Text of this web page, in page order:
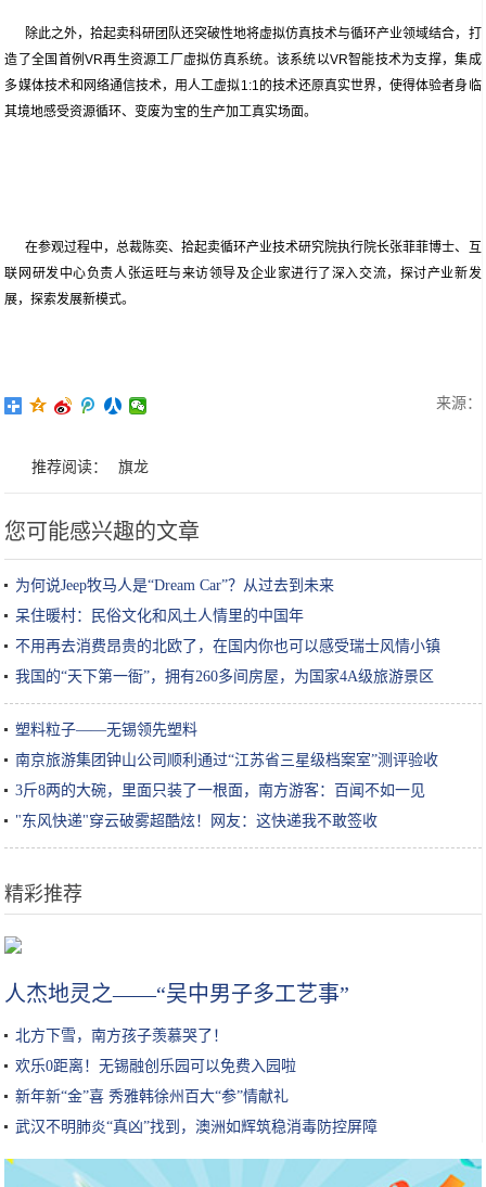
除此之外，拾起卖科研团队还突破性地将虚拟仿真技术与循环产业领域结合，打
造了全国首例VR再生资源工厂虚拟仿真系统。该系统以VR智能技术为支撑，集成
多媒体技术和网络通信技术，用人工虚拟1:1的技术还原真实世界，使得体验者身临
其境地感受资源循环、变废为宝的生产加工真实场面。
在参观过程中，总裁陈奕、拾起卖循环产业技术研究院执行院长张菲菲博士、互
联网研发中心负责人张运旺与来访领导及企业家进行了深入交流，探讨产业新发
展，探索发展新模式。
来源：
推荐阅读： 旗龙
您可能感兴趣的文章
为何说Jeep牧马人是“Dream Car”？从过去到未来
呆住暖村：民俗文化和风土人情里的中国年
不用再去消费昂贵的北欧了，在国内你也可以感受瑞士风情小镇
我国的“天下第一衙”，拥有260多间房屋，为国家4A级旅游景区
塑料粒子——无锡领先塑料
南京旅游集团钟山公司顺利通过“江苏省三星级档案室”测评验收
3斤8两的大碗，里面只装了一根面，南方游客：百闻不如一见
"东风快递"穿云破雾超酷炫！网友：这快递我不敢签收
精彩推荐
人杰地灵之——“吴中男子多工艺事”
北方下雪，南方孩子羡慕哭了！
欢乐0距离！无锡融创乐园可以免费入园啦
新年新“金”喜 秀雅韩徐州百大“参”情献礼
武汉不明肺炎“真凶”找到，澳洲如辉筑稳消毒防控屏障